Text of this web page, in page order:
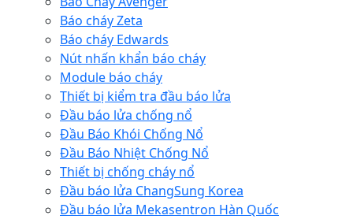
Báo cháy Zeta
Báo cháy Edwards
Nút nhấn khẩn báo cháy
Module báo cháy
Thiết bị kiểm tra đầu báo lửa
Đầu báo lửa chống nổ
Đầu Báo Khói Chống Nổ
Đầu Báo Nhiệt Chống Nổ
Thiết bị chống cháy nổ
Đầu báo lửa ChangSung Korea
Đầu báo lửa Mekasentron Hàn Quốc